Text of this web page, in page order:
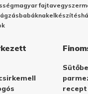
magyar fajta
babáknakelkészítés
recept